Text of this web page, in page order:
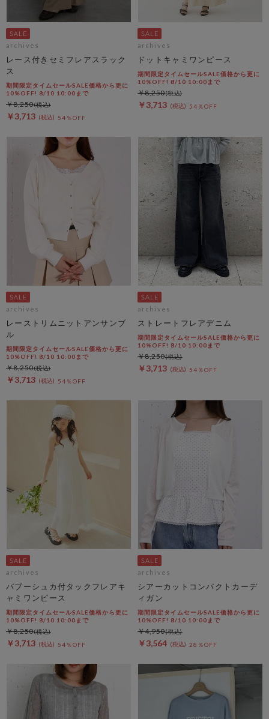
archives
レース付きセミフレアスラック
ス
期間限定タイムセールSALE価格から更に
10%OFF! 8/10 10:00まで
￥3,713 54％OFF
￥8,250
archives
ドットキャミワンピース
期間限定タイムセールSALE価格から更に
10%OFF! 8/10 10:00まで
￥3,713 54％OFF
￥8,250
archives
レーストリムニットアンサンブ
ル
期間限定タイムセールSALE価格から更に
10%OFF! 8/10 10:00まで
￥3,713 54％OFF
￥8,250
archives
ストレートフレアデニム
期間限定タイムセールSALE価格から更に
10%OFF! 8/10 10:00まで
￥3,713 54％OFF
￥8,250
archives
バブーシュカ付タックフレアキ
ャミワンピース
期間限定タイムセールSALE価格から更に
10%OFF! 8/10 10:00まで
￥3,713 54％OFF
￥8,250
archives
シアーカットコンパクトカーデ
ィガン
期間限定タイムセールSALE価格から更に
10%OFF! 8/10 10:00まで
￥3,564 28％OFF
￥4,950